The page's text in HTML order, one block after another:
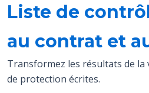
Liste de
au contrat et
Transformez les résultats de la
de protection écrites.